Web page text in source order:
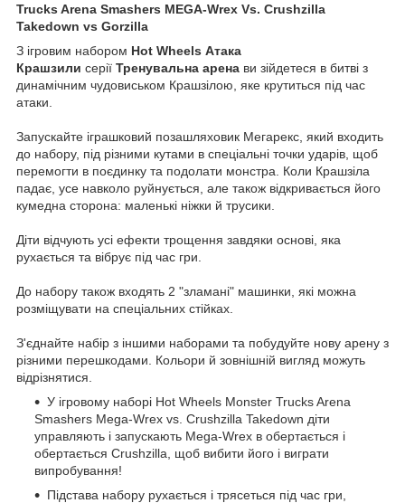
Trucks Arena Smashers MEGA-Wrex Vs. Crushzilla
Takedown vs Gorzilla
З ігровим набором Hot Wheels Атака
Крашзили серії Тренувальна арена ви зійдетеся в битві з
динамічним чудовиськом Крашзілою, яке крутиться під час
атаки.
Запускайте іграшковий позашляховик Мегарекс, який входить
до набору, під різними кутами в спеціальні точки ударів, щоб
перемогти в поєдинку та подолати монстра. Коли Крашзіла
падає, усе навколо руйнується, але також відкривається його
кумедна сторона: маленькі ніжки й трусики.
Діти відчують усі ефекти трощення завдяки основі, яка
рухається та вібрує під час гри.
До набору також входять 2 "зламані" машинки, які можна
розміщувати на спеціальних стійках.
З'єднайте набір з іншими наборами та побудуйте нову арену з
різними перешкодами. Кольори й зовнішній вигляд можуть
відрізнятися.
У ігровому наборі Hot Wheels Monster Trucks Arena
Smashers Mega-Wrex vs. Crushzilla Takedown діти
управляють і запускають Mega-Wrex в обертається і
обертається Crushzilla, щоб вибити його і виграти
випробування!
Підстава набору рухається і трясеться під час гри,